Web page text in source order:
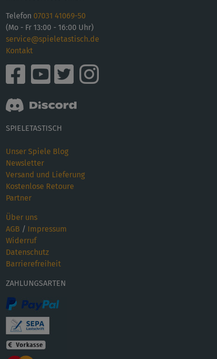
Telefon 07031 41069-50
(Mo - Fr 13:00 - 16:00 Uhr)
service@spieletastisch.de
Kontakt
SPIELETASTISCH
Unser Spiele Blog
Newsletter
Versand und Lieferung
Kostenlose Retoure
Partner
Über uns
AGB / Impressum
Widerruf
Datenschutz
Barrierefreiheit
ZAHLUNGSARTEN